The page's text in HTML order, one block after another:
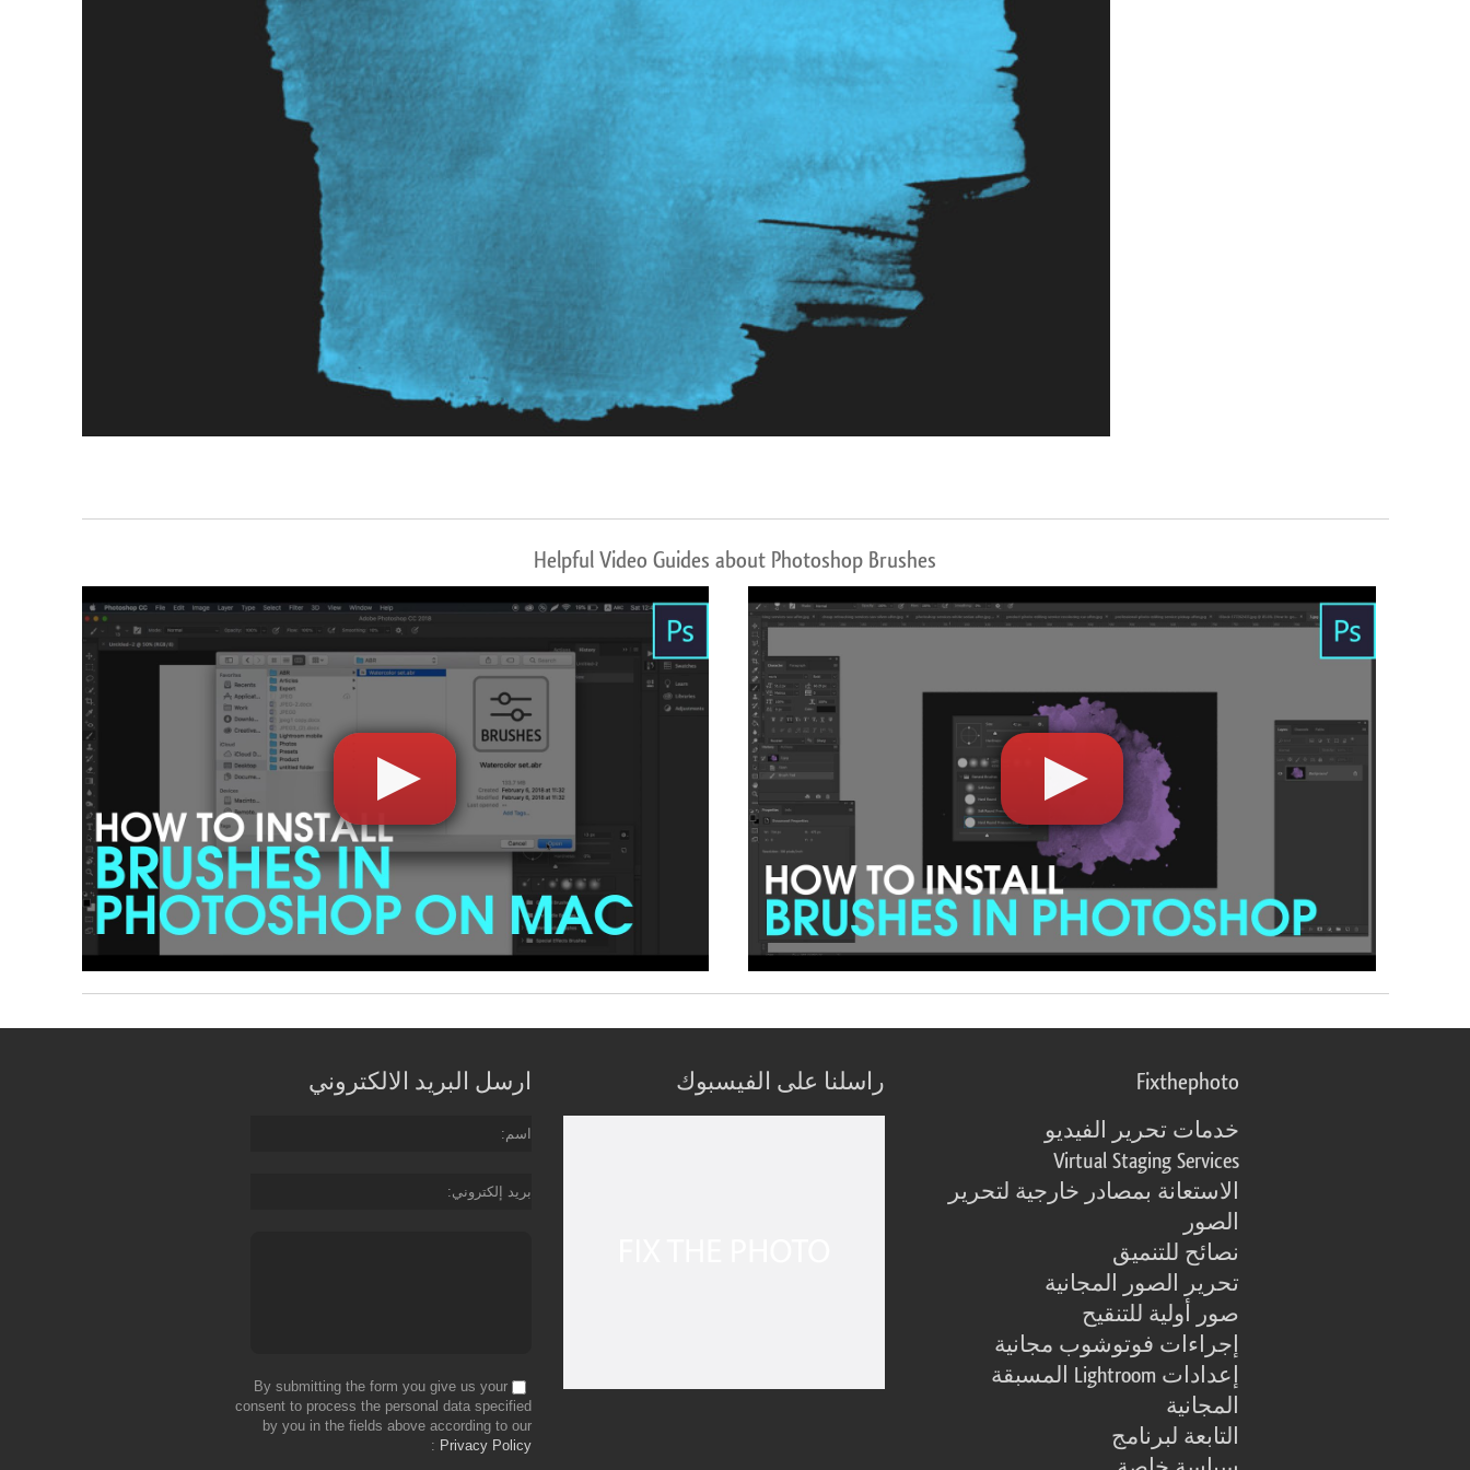
خدمات تنميق المجوهرات Video Editing Services
Helpful Video Guides about Photoshop Brushes
ارسل البريد الالكتروني
اسم
بريد إلكتروني
By submitting the form you give us your
consent to process the personal data specified
by you in the fields above according to our
Privacy Policy
راسلنا على الفيسبوك Fixthephoto
خدمات تحرير الفيديو
Virtual Staging Services
الاستعانة بمصادر خارجية لتحرير
الصور
نصائح للتنميق
تحرير الصور المجانية
صور أولية للتنقيح
إجراءات فوتوشوب مجانية
إعدادات Lightroom المسبقة
المجانية
التابعة لبرنامج